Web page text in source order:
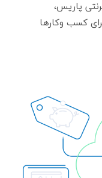
پاریس،
کسب وکارها